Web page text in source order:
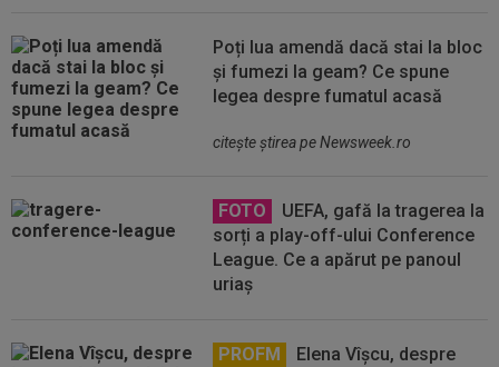
Poți lua amendă dacă stai la bloc
și fumezi la geam? Ce spune
legea despre fumatul acasă
citeşte ştirea pe Newsweek.ro
FOTO
UEFA, gafă la tragerea la
sorți a play-off-ului Conference
League. Ce a apărut pe panoul
uriaș
PROFM
Elena Vîșcu, despre